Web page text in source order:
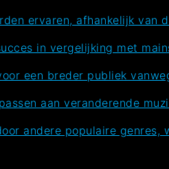
ervaren, afhankelijk van
in vergelijking met
een breder publiek
aan veranderende
andere populaire genres,